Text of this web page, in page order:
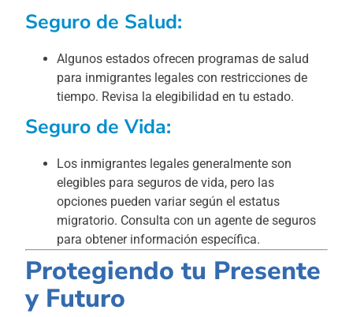
Seguro de Salud:
Algunos estados ofrecen programas de salud
para inmigrantes legales con restricciones de
tiempo. Revisa la elegibilidad en tu estado.
Seguro de Vida:
Los inmigrantes legales generalmente son
elegibles para seguros de vida, pero las
opciones pueden variar según el estatus
migratorio. Consulta con un agente de seguros
para obtener información específica.
Protegiendo tu Presente
y Futuro